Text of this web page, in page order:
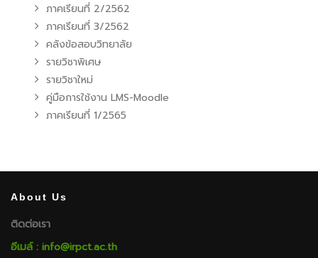
ภาคเรียนที่ 2/2562
ภาคเรียนที่ 3/2562
คลังข้อสอบวิทยาลัย
รายวิชาพิเศษ
รายวิชาใหม่
คู่มือการใช้งาน LMS-Moodle
ภาคเรียนที่ 1/2565
About Us
ติดต่อเรา
อีเมล์ : info@irpct.ac.th